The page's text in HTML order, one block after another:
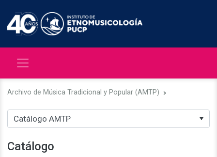
Archivo de Música Tradicional y Popular (AMTP)
Catálogo